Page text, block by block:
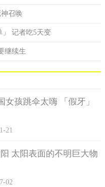
召唤
」 记者吃5天变
继续生
女孩跳伞太嗨 「假牙」
21
太阳表面的不明巨大物
02